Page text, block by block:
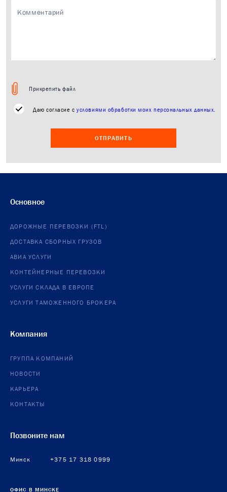
Прикрепить файл
Даю согласие сусловиями обработки моих персональных данных.
ОТПРАВИТЬ
Основное
ДОРОЖНЫЕ ПЕРЕВОЗКИ (FTL)
ДОСТАВКА СБОРНЫХ ГРУЗОВ
АВИА УСЛУГИ
КОНТЕЙНЕРНЫЕ ПЕРЕВОЗКИ
УСЛУГИ СКЛАДА В ЕВРОПЕ
УСЛУГИ ТАМОЖЕННОГО БРОКЕРА
Компания
ГРУППА КОМПАНИЙ
НОВОСТИ
КАРЬЕРА
КОНТАКТЫ
Позвоните нам
Минск +375 17 318 0999
ОФИС В МИНСКЕ